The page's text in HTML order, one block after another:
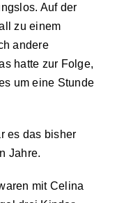
Auf der
zu einem
andere
hatte zur Folge,
um eine Stunde
es das bisher
Jahre.
mit Celina